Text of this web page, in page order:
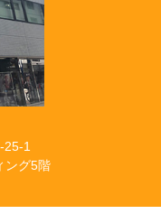
25-1
ング5階